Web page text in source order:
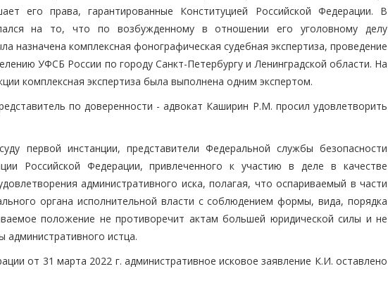
его права, гарантированные Конституцией Российской Федерации. В
на то, что по возбужденному в отношении его уголовному делу
назначена комплексная фонографическая судебная экспертиза, проведение
УФСБ России по городу Санкт-Петербургу и Ленинградской области. На
комплексная экспертиза была выполнена одним экспертом.
по доверенности - адвокат Каширин Р.М. просил удовлетворить
первой инстанции, представители Федеральной службы безопасности
Российской Федерации, привлеченного к участию в деле в качестве
административного иска, полагая, что оспариваемый в части
органа исполнительной власти с соблюдением формы, вида, порядка
положение не противоречит актам большей юридической силы и не
административного истца.
от 31 марта 2022 г. административное исковое заявление К.И. оставлено